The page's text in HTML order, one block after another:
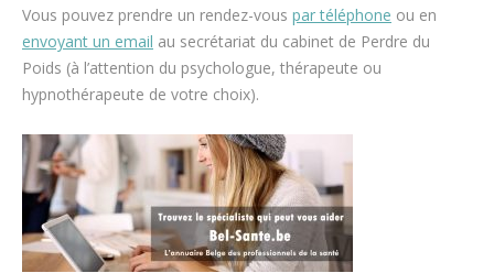
Vous pouvez prendre un rendez-vous par téléphone ou en
envoyant un email au secrétariat du cabinet de Perdre du
Poids (à l’attention du psychologue, thérapeute ou
hypnothérapeute de votre choix).